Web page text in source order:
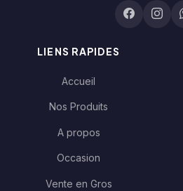
LIENS RAPIDES
Accueil
Nos Produits
A propos
Occasion
Vente en Gros